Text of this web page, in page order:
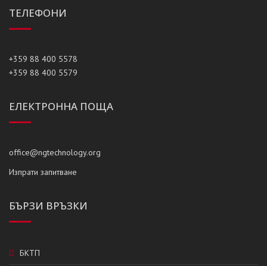
ТЕЛЕФОНИ
+359 88 400 5578
+359 88 400 5579
ЕЛЕКТРОННА ПОЩА
office@ngtechnology.org
Изпрати запитване
БЪРЗИ ВРЪЗКИ
БКТП